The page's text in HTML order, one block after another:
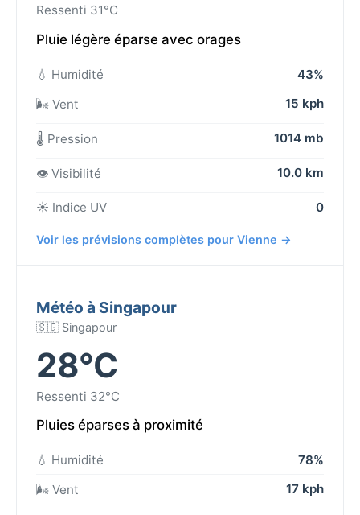
Ressenti 31°C
Pluie légère éparse avec orages
💧 Humidité
43%
🌬️ Vent
15 kph
🌡️ Pression 1014 mb
👁️ Visibilité 10.0 km
☀️ Indice UV 0
Voir les prévisions complètes pour Vienne →
Météo à Singapour
🇸🇬 Singapour
28°C
Ressenti 32°C
Pluies éparses à proximité
💧 Humidité
78%
🌬️ Vent
17 kph